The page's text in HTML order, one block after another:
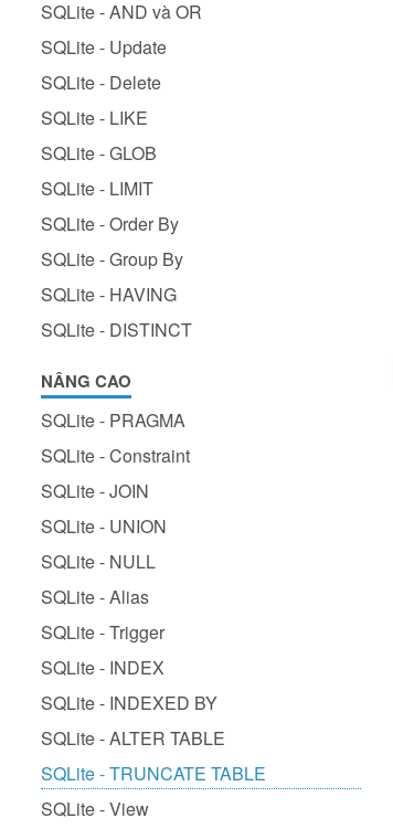
SQLite - AND và OR
SQLite - Update
SQLite - Delete
SQLite - LIKE
SQLite - GLOB
SQLite - LIMIT
SQLite - Order By
SQLite - Group By
SQLite - HAVING
SQLite - DISTINCT
NÂNG CAO
SQLite - PRAGMA
SQLite - Constraint
SQLite - JOIN
SQLite - UNION
SQLite - NULL
SQLite - Alias
SQLite - Trigger
SQLite - INDEX
SQLite - INDEXED BY
SQLite - ALTER TABLE
SQLite - TRUNCATE TABLE
SQLite - View